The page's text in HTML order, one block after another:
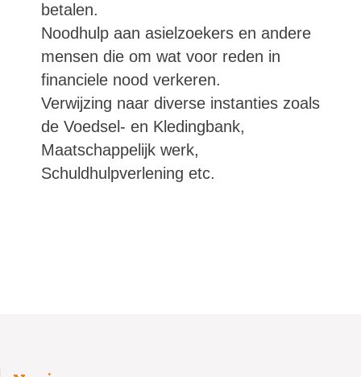
betalen.
Noodhulp aan asielzoekers en andere
mensen die om wat voor reden in
financiele nood verkeren.
Verwijzing naar diverse instanties zoals
de Voedsel- en Kledingbank,
Maatschappelijk werk,
Schuldhulpverlening etc.